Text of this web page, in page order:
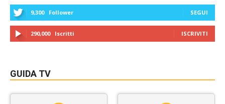
9,300 Follower SEGUI
290,000 Iscritti ISCRIVITI
GUIDA TV